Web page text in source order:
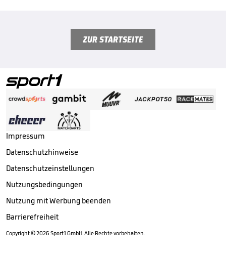
ZUR STARTSEITE
Impressum
Datenschutzhinweise
Datenschutzeinstellungen
Nutzungsbedingungen
Nutzung mit Werbung beenden
Barrierefreiheit
Copyright ©2026 Sport1 GmbH. Alle Rechte vorbehalten.